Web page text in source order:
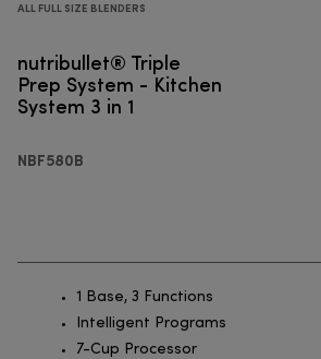
ALL FULL SIZE BLENDERS
nutribullet® Triple
Prep System - Kitchen
System 3 in 1
NBF580B
1 Base, 3 Functions
Intelligent Programs
7-Cup Processor